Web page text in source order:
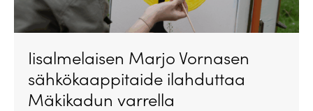
Iisalmelaisen Marjo Vornasen
sähkökaappitaide ilahduttaa
Mäkikadun varrella